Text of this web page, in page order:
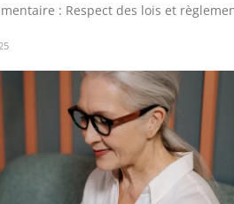
: Respect des lois et